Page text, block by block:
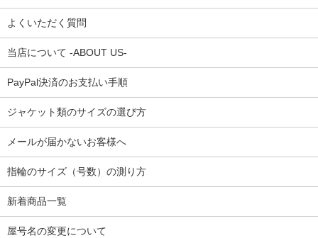
よくいただく質問
当店について -ABOUT US-
PayPal決済のお支払い手順
ジャケット類のサイズの選び方
メールが届かないお客様へ
指輪のサイズ（号数）の測り方
新着商品一覧
屋号名の変更について